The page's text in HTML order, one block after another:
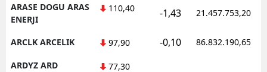
ARASE DOGU ARAS
ENERJI
110,40 -1,43 21.457.753,20
ARCLK ARCELIK 97,90 -0,10 86.832.190,65
ARDYZ ARD
77,30